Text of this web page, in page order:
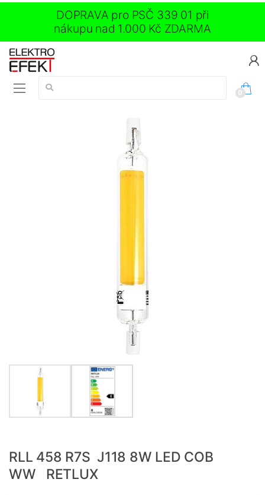
DOPRAVA pro PSČ 339 01 při
nákupu nad 1.000 Kč ZDARMA
Vyhledávání:
0
RLL 458 R7S J118 8W LED COB
WW RETLUX